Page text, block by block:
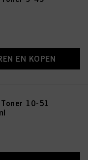
EN KOPEN
Toner 10-51